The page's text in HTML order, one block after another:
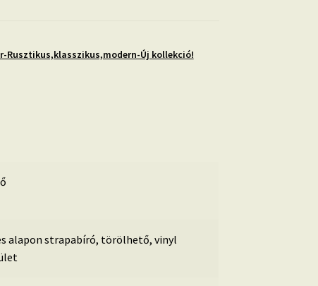
Rusztikus,klasszikus,modern-Új kollekció!
alapon strapabíró, törölhető, vinyl